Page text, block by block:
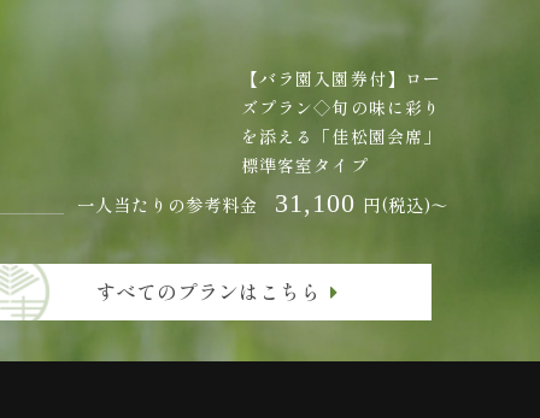
【バラ園入園券付】ロー
ズプラン◇旬の味に彩り
を添える「佳松園会席」
標準客室タイプ
一人当たりの参考料金 31,100 円(税込)～
すべてのプランはこちら